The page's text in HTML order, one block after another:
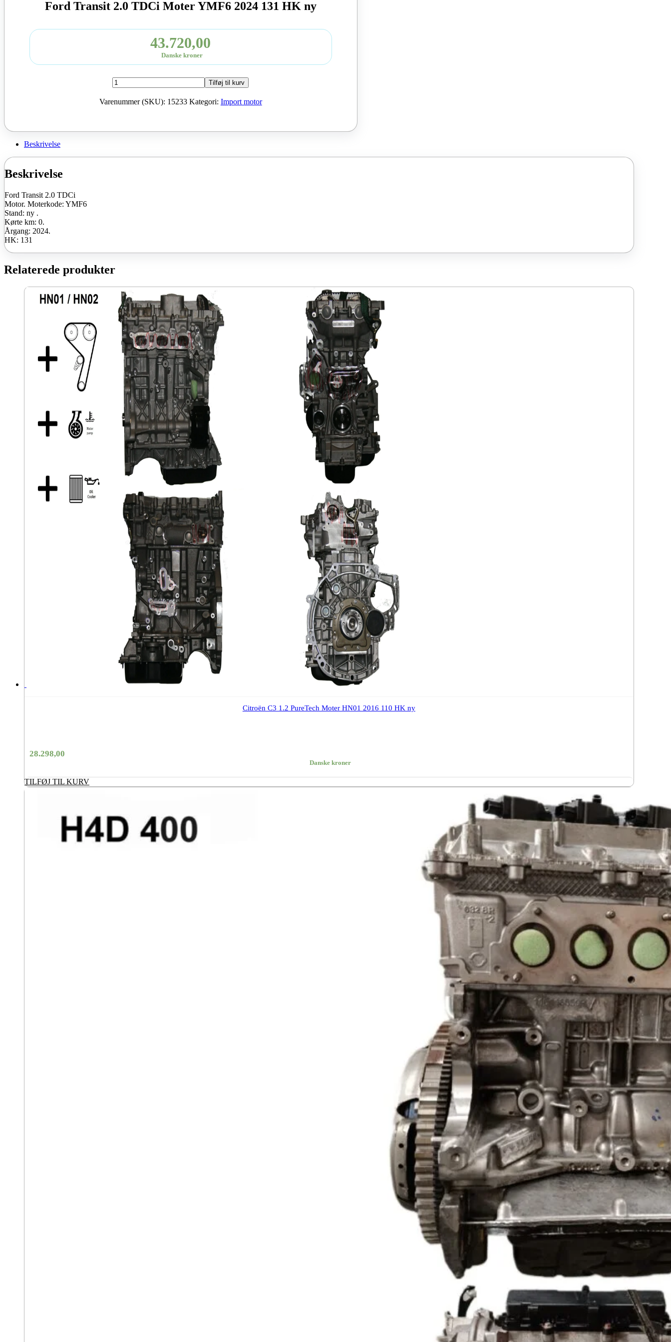
Ford Transit 2.0 TDCi Moter YMF6 2024 131 HK ny
43.720,00
Danske kroner
Ford
Transit
2.0
Tilføj til kurv
Varenummer (SKU): 15233 Kategori: Import motor
Beskrivelse
Beskrivelse
Ford Transit 2.0 TDCi
Motor. Moterkode: YMF6
Stand: ny .
Kørte km: 0.
Årgang: 2024.
HK: 131
Relaterede produkter
Citroën C3 1.2 PureTech Moter HN01 2016 110 HK ny
28.298,00
Danske kroner
TILFØJ TIL KURV